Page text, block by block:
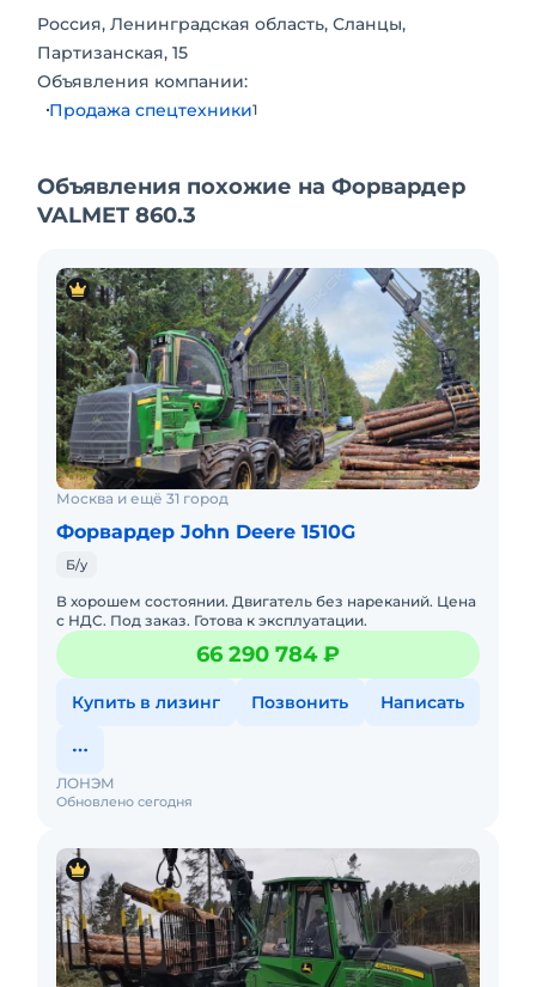
Россия, Ленинградская область, Сланцы,
Партизанская, 15
Объявления компании:
Продажа спецтехники1
Объявления похожие на Форвардер
VALMET 860.3
Москва и ещё 31 город
Форвардер John Deere 1510G
Б/у
В хорошем состоянии. Двигатель без нареканий. Цена
с НДС. Под заказ. Готова к эксплуатации.
66 290 784 ₽
Купить в лизинг Позвонить Написать
Обновлено сегодня
ЛОНЭМ